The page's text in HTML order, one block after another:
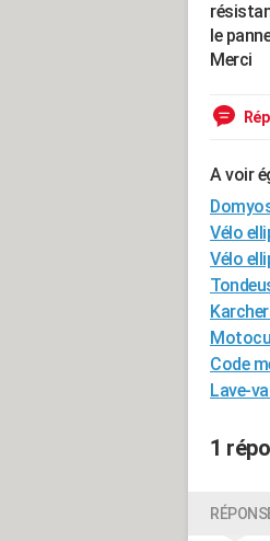
le
Merci
A voir
Vélo
Vélo
Code
Lave-
1